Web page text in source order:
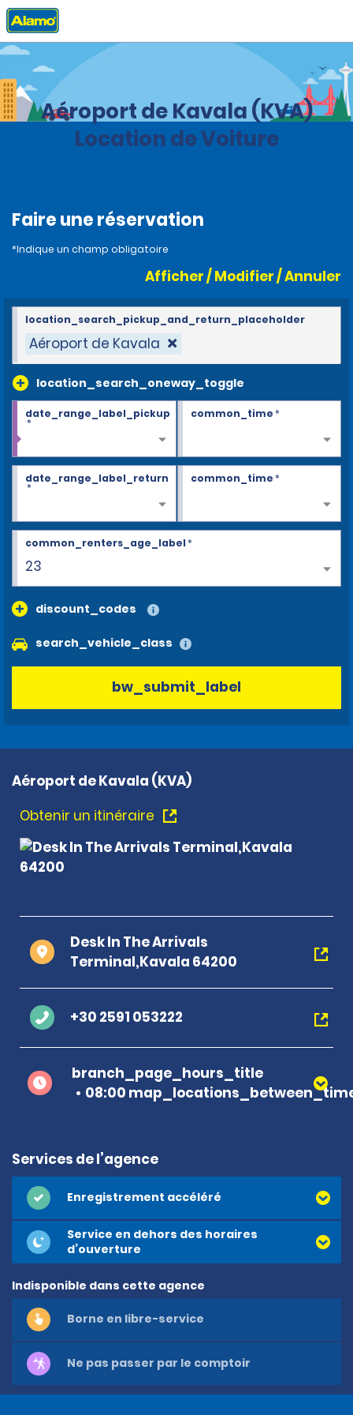
Accueil Agences
Aéroport de Kavala (KVA)
Location de Voiture
Faire une réservation
*Indique un champ obligatoire
Afficher / Modifier / Annuler
Aéroport de Kavala
location_search_oneway_toggle
location_search_pickup_and_return_placeholder
date_range_label_pickup
*
common_time*
date_range_label_return
*
common_time*
23
common_renters_age_label*
discount_codes
search_vehicle_class
bw_submit_label
Aéroport de Kavala (KVA)
Obtenir un itinéraire
Desk In The Arrivals
Terminal,Kavala 64200
+30 2591 053222
branch_page_hours_title
08:00
Services de l’agence
Enregistrement accéléré
Service en dehors des horaires
d’ouverture
Indisponible dans cette agence
Borne en libre-service
Ne pas passer par le comptoir